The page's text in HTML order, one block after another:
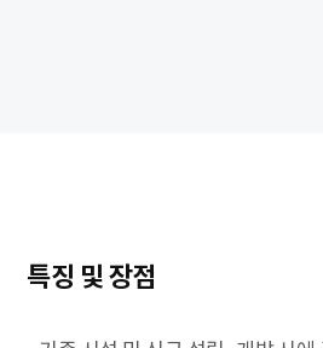
특징 및 장점